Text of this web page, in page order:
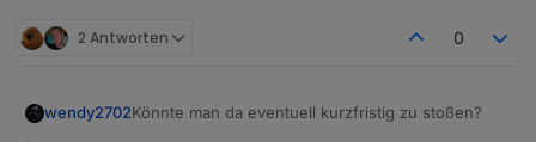
2 Antworten 0
wendy2702Könnte man da eventuell kurzfristig zu stoßen?